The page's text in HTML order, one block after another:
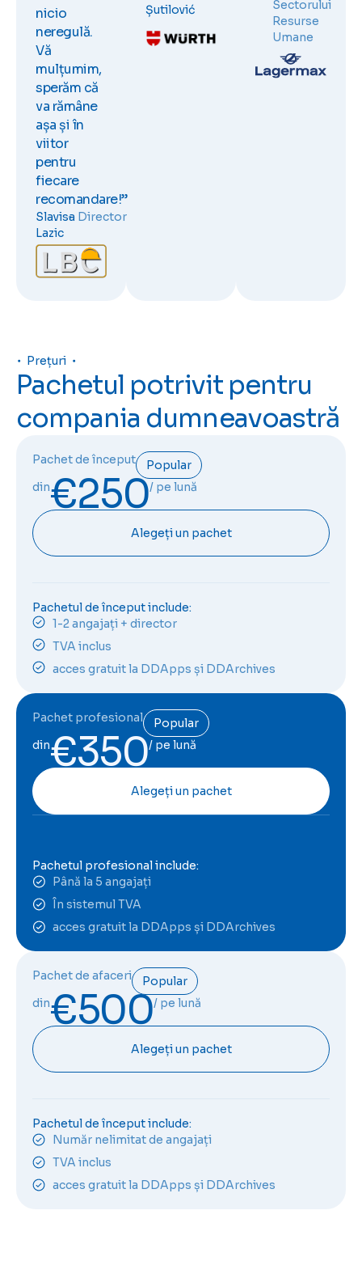
nicio
neregulă.
Vă
mulțumim,
sperăm că
va rămâne
așa și în
viitor
pentru
fiecare
recomandare!”
Slavisa
Lazic
Director
Șutilović
Sectorului
Resurse
Umane
Prețuri
Pachetul potrivit pentru
compania dumneavoastră
Pachet de început
Popular
din€250/ pe lună
Alegeți un pachet
Pachetul de început include:
1-2 angajați + director
TVA inclus
acces gratuit la DDApps și DDArchives
Pachet profesional
Popular
din€350/ pe lună
Alegeți un pachet
Pachetul profesional include:
Până la 5 angajați
În sistemul TVA
acces gratuit la DDApps și DDArchives
Pachet de afaceri
Popular
din€500/ pe lună
Alegeți un pachet
Pachetul de început include:
Număr nelimitat de angajați
TVA inclus
acces gratuit la DDApps și DDArchives